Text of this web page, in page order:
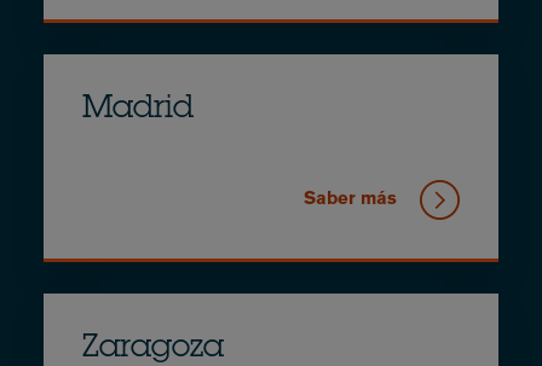
Madrid
Saber más
Zaragoza